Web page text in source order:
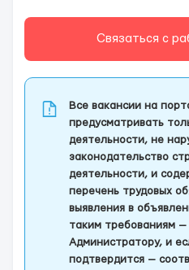
Связаться с
Все вакансии на
предусматривать
деятельности, не
законодательство
деятельности, и
перечень трудовых
выявления в
таким требованиям
Администратору, и
подтвердится —